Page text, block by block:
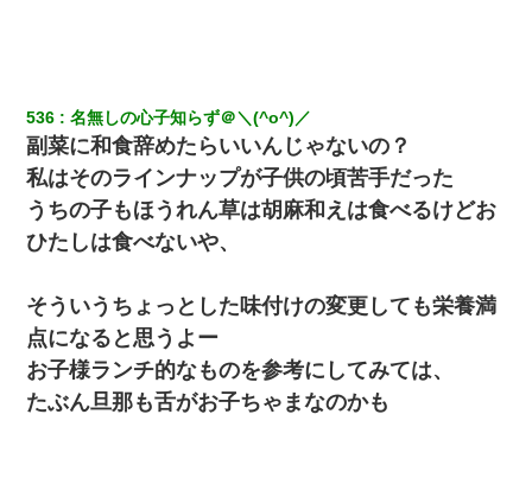
536 名無しの心子知らず＠＼(^o^)／
副菜に和食辞めたらいいんじゃないの？
私はそのラインナップが子供の頃苦手だった
うちの子もほうれん草は胡麻和えは食べるけどお
ひたしは食べないや、
そういうちょっとした味付けの変更しても栄養満
点になると思うよー
お子様ランチ的なものを参考にしてみては、
たぶん旦那も舌がお子ちゃまなのかも